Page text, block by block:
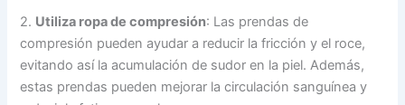
2. Utiliza ropa de compresión: Las prendas de
compresión pueden ayudar a reducir la fricción y el roce,
evitando así la acumulación de sudor en la piel. Además,
estas prendas pueden mejorar la circulación sanguínea y